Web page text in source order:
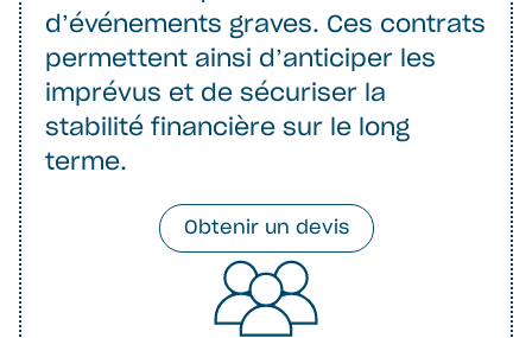
d’événements graves. Ces contrats
permettent ainsi d’anticiper les
imprévus et de sécuriser la
stabilité financière sur le long
terme.
Obtenir un devis